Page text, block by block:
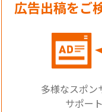
広告出稿をご
多様なスポン
サポー